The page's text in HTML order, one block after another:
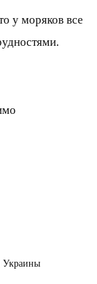
у моряков все
Украины